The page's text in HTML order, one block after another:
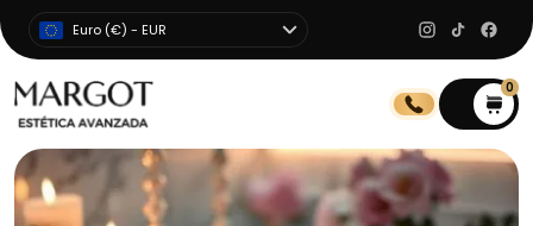
Euro (€) - EUR
0